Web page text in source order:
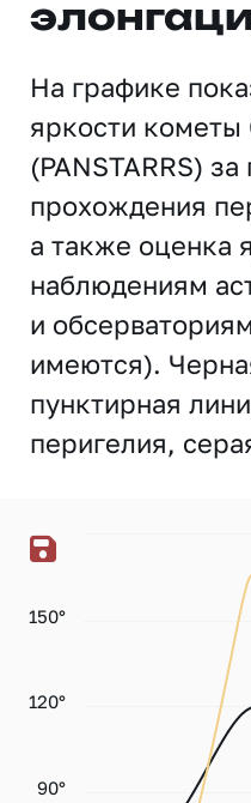
На графике
яркости кометы
(PANSTARRS)
прохождения
а также оценка
наблюдениям
и
имеются).
пунктирная
перигелия,
90°
120°
150°